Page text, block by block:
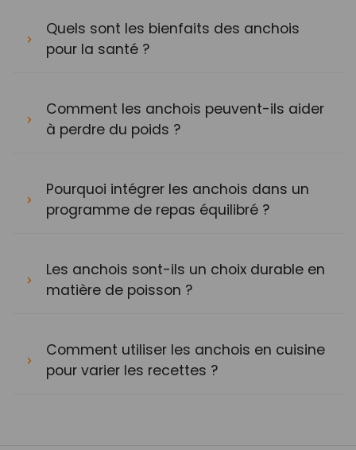
Quels sont les bienfaits des anchois
pour la santé ?
Comment les anchois peuvent-ils aider
à perdre du poids ?
Pourquoi intégrer les anchois dans un
programme de repas équilibré ?
Les anchois sont-ils un choix durable en
matière de poisson ?
Comment utiliser les anchois en cuisine
pour varier les recettes ?